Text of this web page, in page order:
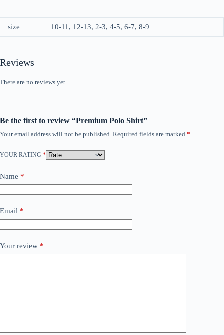
size 10-11, 12-13, 2-3, 4-5, 6-7, 8-9
Reviews
There are no reviews yet.
Be the first to review “Premium Polo Shirt”
Your email address will not be published. Required fields are marked *
YOUR RATING *
Name *
Email *
Your review *